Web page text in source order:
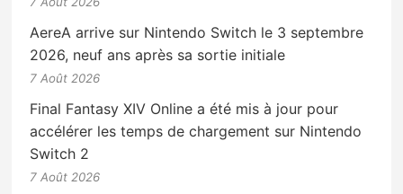
AereA arrive sur Nintendo Switch le 3 septembre
2026, neuf ans après sa sortie initiale
7 Août 2026
Final Fantasy XIV Online a été mis à jour pour
accélérer les temps de chargement sur Nintendo
Switch 2
7 Août 2026